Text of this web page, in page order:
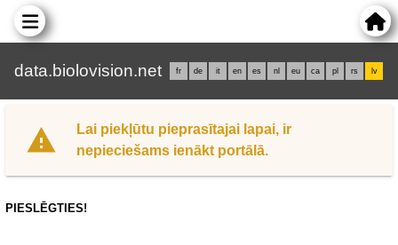
data.biolovision.net fr de it en es nl eu ca pl rs lv
Lai piekļūtu pieprasītajai lapai, ir
nepieciešams ienākt portālā.
PIESLĒGTIES!